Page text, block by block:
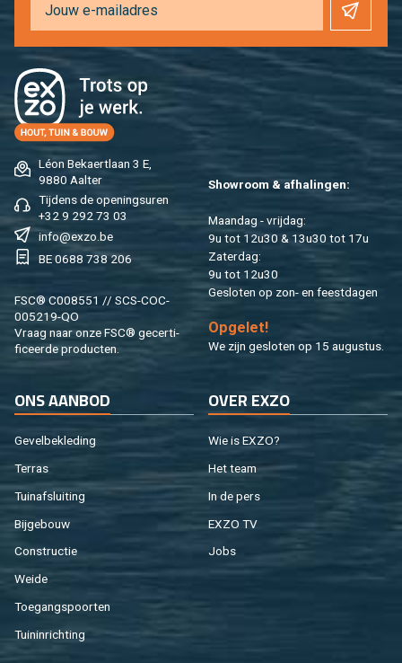
Léon Be­kaert­laan 3 E,
9880 Aal­ter
Tij­dens de ope­nings­uren
+32 9 292 73 03
info@​exzo.​be
BE 0688 738 206
FSC® C008551 // SCS-COC-
005219-QO
Vraag naar onze FSC® ge­cer­ti­
fi­ceer­de pro­duc­ten.
Show­room & af­ha­lin­gen:
Maan­dag - vrij­dag:
9u tot 12u30 & 13u30 tot 17u
Za­ter­dag:
9u tot 12u30
Ge­slo­ten op zon- en feest­da­gen
Op­ge­let!
We zijn ge­slo­ten op 15 au­gus­tus.
ONS AAN­BOD
Ge­vel­be­kle­ding
Ter­ras
Tuin­af­slui­ting
Bij­ge­bouw
Con­struc­tie
Weide
Toe­gangs­poor­ten
Tuin­in­rich­ting
OVER EXZO
Wie is EXZO?
Het team
In de pers
EXZO TV
Jobs